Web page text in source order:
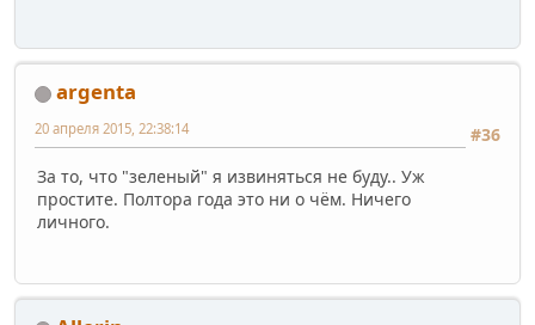
argenta
#36
20 апреля 2015, 22:38:14
За то, что "зеленый" я извиняться не буду.. Уж
простите. Полтора года это ни о чём. Ничего
личного.